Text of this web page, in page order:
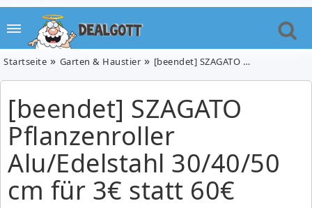
Startseite Garten & Haustier [beendet] SZAGATO Pflanzenroller Alu/Edelstahl 30/40/50 cm für 3€ statt 60€
[beendet] SZAGATO
Pflanzenroller
Alu/Edelstahl 30/40/50
cm für 3€ statt 60€